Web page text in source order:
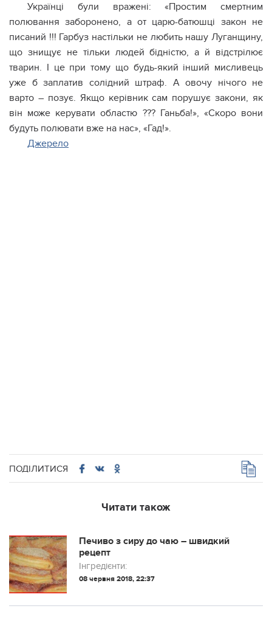
Українці були вражені: «Простим смертним
полювання заборонено, а от царю-батюшці закон не
писаний !!! Гарбуз настільки не любить нашу Луганщину,
що знищує не тільки людей бідністю, а й відстрілює
тварин. І це при тому що будь-який інший мисливець
уже б заплатив солідний штраф. А овочу нічого не
варто – позує. Якщо керівник сам порушує закони, як
він може керувати областю ??? Ганьба!», «Скоро вони
будуть полювати вже на нас», «Гад!».
Джерело
ПОДІЛИТИСЯ
Читати також
Печиво з сиру до чаю – швидкий
рецепт
Інгредієнти:
08 червня 2018, 22:37